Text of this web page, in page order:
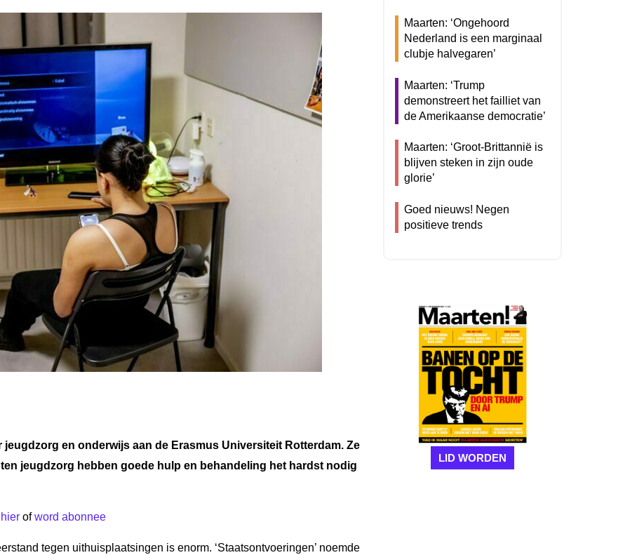
en onderwijs aan de Erasmus Universiteit Rotterdam. Ze
jeugdzorg hebben goede hulp en behandeling het hardst nodig
of word abonnee
tegen uithuisplaatsingen is enorm. ‘Staatsontvoeringen’ noemde
Maarten: ‘Ongehoord
Nederland is een marginaal
clubje halvegaren’
Maarten: ‘Trump
demonstreert het failliet van
de Amerikaanse democratie’
Maarten: ‘Groot-Brittannië is
blijven steken in zijn oude
glorie’
Goed nieuws! Negen
positieve trends
LID WORDEN